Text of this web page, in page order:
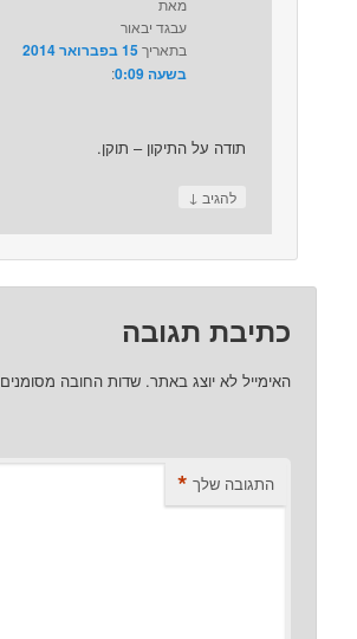
מאת
עבגד יבאור
בתאריך
15 בפברואר 2014
בשעה 0:09
:‏
תודה על התיקון – תוקן.
להגיב ↓
כתיבת תגובה
האימייל לא יוצג באתר. שדות החובה מסומנים
התגובה שלך *